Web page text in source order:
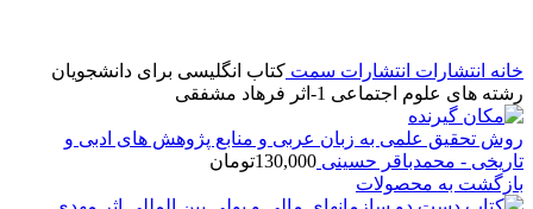
خانه انتشارات انتشارات سمت کتاب انگلیسی برای دانشجویان
رشته های علوم اجتماعی 1-اثر فرهاد مشفقی
روش تحقیق علمی به زبان عربی و منابع پژوهش های ادبی و
تاریخی - محمدباقر حسینی 130,000تومان
بازگشت به محصولات